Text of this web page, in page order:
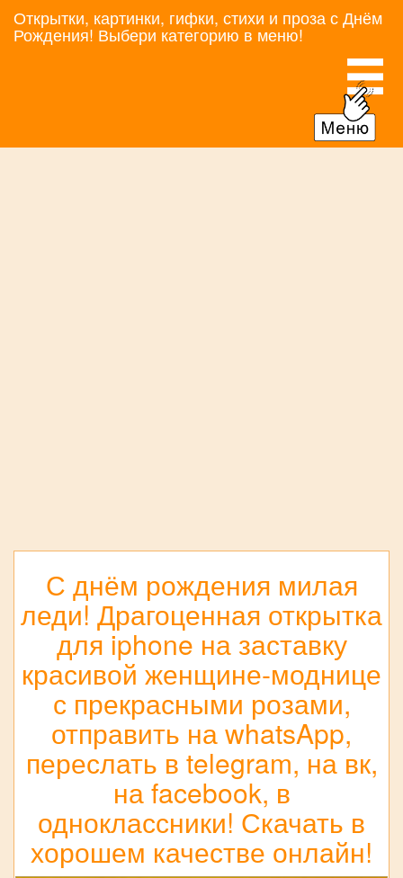
Открытки, картинки, гифки, стихи и проза с Днём
Рождения! Выбери категорию в меню!
С днём рождения милая
леди! Драгоценная открытка
для iphone на заставку
красивой женщине-моднице
с прекрасными розами,
отправить на whatsApp,
переслать в telegram, на вк,
на facebook, в
одноклассники! Скачать в
хорошем качестве онлайн!